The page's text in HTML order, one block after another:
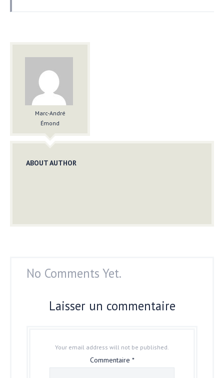
Marc-André
Émond
ABOUT AUTHOR
No Comments Yet.
Laisser un commentaire
Your email address will not be published.
Commentaire *